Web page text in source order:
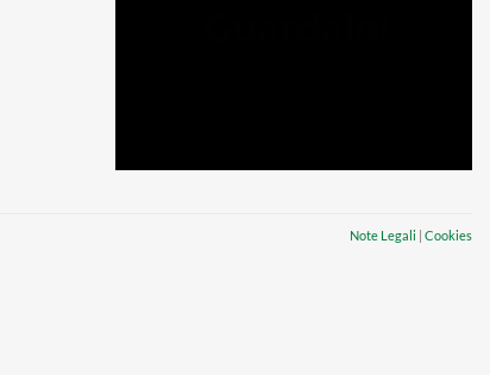
Note Legali | Cookies